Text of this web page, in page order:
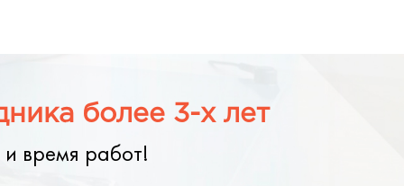
более 3-х лет
время работ!